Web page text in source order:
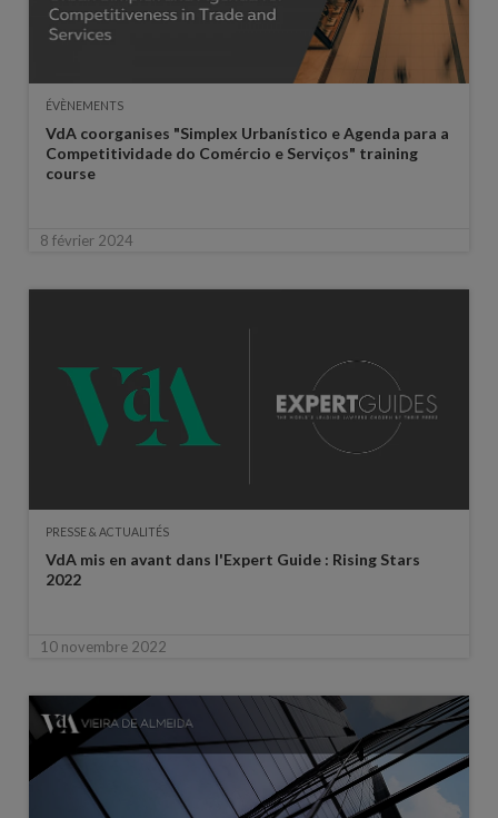
ÉVÈNEMENTS
VdA coorganises "Simplex Urbanístico e Agenda para a
Competitividade do Comércio e Serviços" training
course
8 février 2024
PRESSE & ACTUALITÉS
VdA mis en avant dans l'Expert Guide : Rising Stars
2022
10 novembre 2022